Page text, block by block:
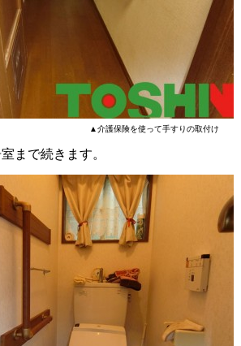
使って手すりの取付け
まで続きます。